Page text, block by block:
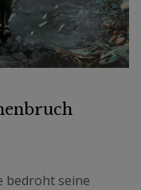
bedroht seine